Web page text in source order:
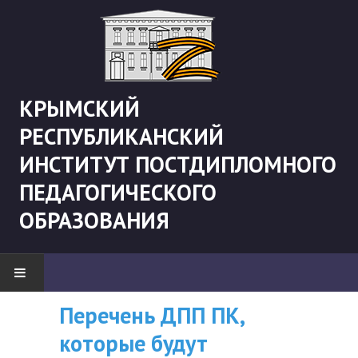
КРЫМСКИЙ
РЕСПУБЛИКАНСКИЙ
ИНСТИТУТ ПОСТДИПЛОМНОГО
ПЕДАГОГИЧЕСКОГО
ОБРАЗОВАНИЯ
НОВОСТИ
"Боевая" русистика
ВНИМАНИЮ
СЛУШАТЕЛЕЙ, У
Перечень ДПП ПК,
которые будут
Рекомендации «Об
организации